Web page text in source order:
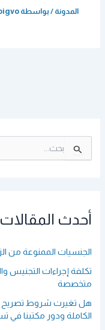
المدونة / بواسطة
ل
ع
ن
أحدث المقالات
الجنسيات الممنوعة من
تكلفة إجراءات التجنيس
متخصصة
هل تغيرت شروط تصريح
الكاملة ودور مكتبنا في